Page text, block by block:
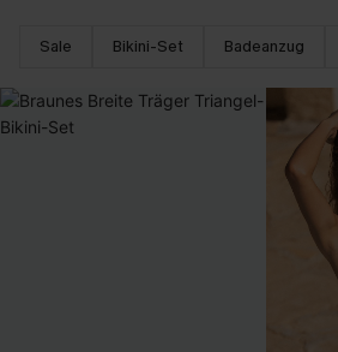
Sale Bikini-Set Badeanzug